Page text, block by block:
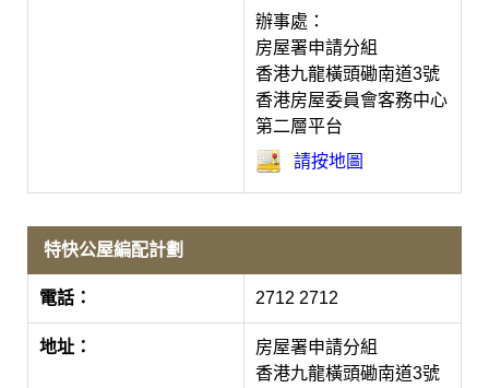
辦事處：
房屋署申請分組
香港九龍橫頭磡南道3號
香港房屋委員會客務中心
第二層平台
請按地圖
特快公屋編配計劃
電話： 2712 2712
地址：
房屋署申請分組
香港九龍橫頭磡南道3號